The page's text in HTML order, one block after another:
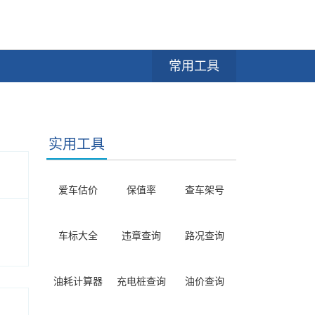
常用工具
实用工具
爱车估价 保值率 查车架号
车标大全 违章查询 路况查询
油耗计算器 充电桩查询 油价查询